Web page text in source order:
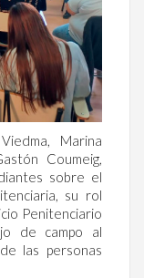
Marina
Coumeig,
sobre el
su rol
Penitenciario
de campo al
las personas